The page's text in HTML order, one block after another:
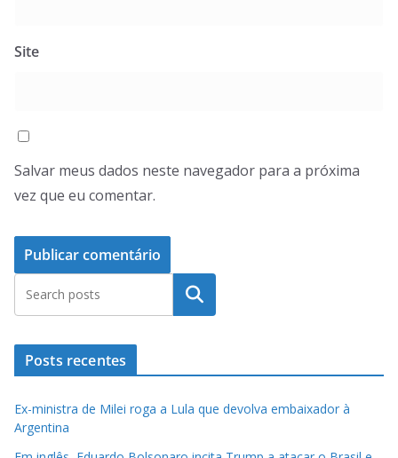
Site
Salvar meus dados neste navegador para a próxima
vez que eu comentar.
Pesquisar
Posts recentes
Ex-ministra de Milei roga a Lula que devolva embaixador à
Argentina